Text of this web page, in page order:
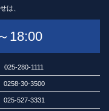
は、
18:00
025-280-1111
0258-30-3500
025-527-3331